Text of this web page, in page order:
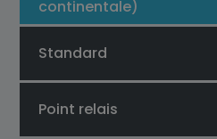
continentale)
Standard
Point relais